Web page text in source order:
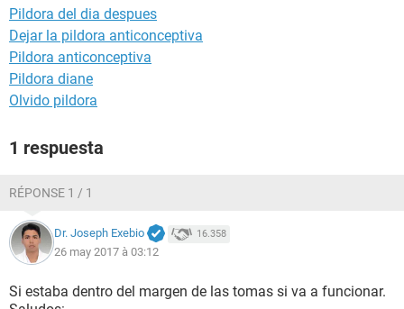
Pildora del dia despues
Dejar la pildora anticonceptiva
Pildora anticonceptiva
Pildora diane
Olvido pildora
1 respuesta
RÉPONSE 1 / 1
Dr. Joseph Exebio 16.358
26 may 2017 à 03:12
Si estaba dentro del margen de las tomas si va a funcionar.